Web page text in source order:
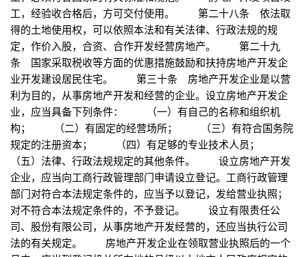
工，经验收合格后，方可交付使用。 第二十八条 依法取
得的土地使用权，可以依照本法和有关法律、行政法规的规
定，作价入股，合资、合作开发经营房地产。 第二十九
条 国家采取税收等方面的优惠措施鼓励和扶持房地产开发企
业开发建设居民住宅。 第三十条 房地产开发企业是以营
利为目的，从事房地产开发和经营的企业。设立房地产开发企
业，应当具备下列条件： （一）有自己的名称和组织机
构； （二）有固定的经营场所； （三）有符合国务院
规定的注册资本； （四）有足够的专业技术人员；
（五）法律、行政法规规定的其他条件。 设立房地产开发
企业，应当向工商行政管理部门申请设立登记。工商行政管理
部门对符合本法规定条件的，应当予以登记，发给营业执照；
对不符合本法规定条件的，不予登记。 设立有限责任公
司、股份有限公司，从事房地产开发经营的，还应当执行公司
法的有关规定。 房地产开发企业在领取营业执照后的一个